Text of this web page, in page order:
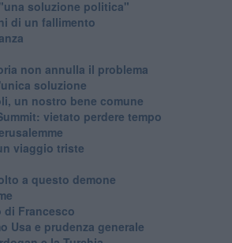
soluzione politica"
di un fallimento
non annulla il problema
soluzione
un nostro bene comune
vietato perdere tempo
viaggio triste
a questo demone
di Francesco
Usa e prudenza generale